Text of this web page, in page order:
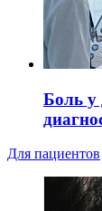
Боль у
Для пациентов